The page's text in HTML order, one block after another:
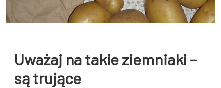
Uważaj na takie ziemniaki –
są trujące